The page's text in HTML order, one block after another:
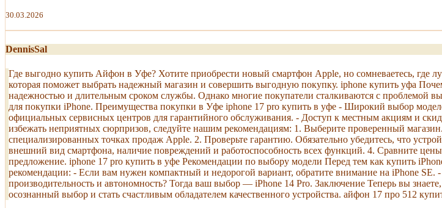
30.03.2026
DennisSal
Где выгодно купить Айфон в Уфе? Хотите приобрести новый смартфон Apple, но сомневаетесь, где
которая поможет выбрать надежный магазин и совершить выгодную покупку. iphone купить уфа
надежностью и длительным сроком службы. Однако многие покупатели сталкиваются с проблемой
для покупки iPhone. Преимущества покупки в Уфе iphone 17 pro купить в уфе - Широкий выбор
официальных сервисных центров для гарантийного обслуживания. - Доступ к местным акциям и
избежать неприятных сюрпризов, следуйте нашим рекомендациям: 1. Выберите проверенный
специализированных точках продаж Apple. 2. Проверьте гарантию. Обязательно убедитесь, что
внешний вид смартфона, наличие повреждений и работоспособность всех функций. 4. Сравните
предложение. iphone 17 pro купить в уфе Рекомендации по выбору модели Перед тем как купить
рекомендации: - Если вам нужен компактный и недорогой вариант, обратите внимание на iPhone
производительность и автономность? Тогда ваш выбор — iPhone 14 Pro. Заключение Теперь вы
осознанный выбор и стать счастливым обладателем качественного устройства. айфон 17 про 512